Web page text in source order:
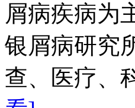
屑病疾病为
银屑病研究
查、医疗、